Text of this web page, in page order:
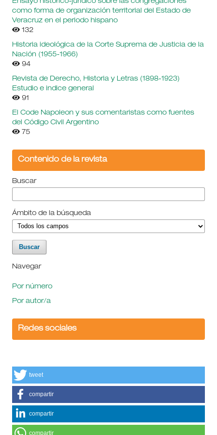
Ensayo histórico-jurídico sobre las congregaciones
como forma de organización territorial del Estado de
Veracruz en el periodo hispano
132
Historia ideológica de la Corte Suprema de Justicia de la
Nación (1955-1966)
94
Revista de Derecho, Historia y Letras (1898-1923)
Estudio e indice general
91
El Code Napoleon y sus comentaristas como fuentes
del Código Civil Argentino
75
Contenido de la revista
Buscar
Ámbito de la búsqueda
Navegar
Por número
Por autor/a
Redes sociales
tweet
compartir
compartir
compartir